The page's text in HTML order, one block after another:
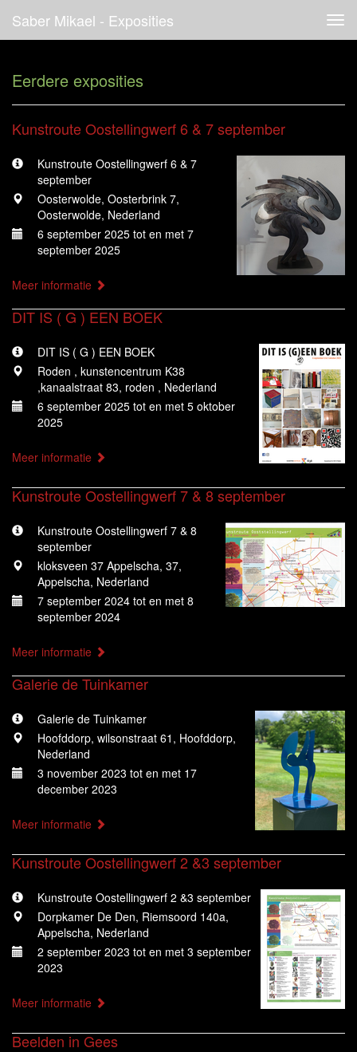
Saber Mikael - Exposities
Eerdere exposities
Kunstroute Oostellingwerf 6 & 7 september
Kunstroute Oostellingwerf 6 & 7
september
Oosterwolde, Oosterbrink 7,
Oosterwolde, Nederland
6 september 2025 tot en met 7
september 2025
Meer informatie
DIT IS ( G ) EEN BOEK
DIT IS ( G ) EEN BOEK
Roden , kunstencentrum K38
,kanaalstraat 83, roden , Nederland
6 september 2025 tot en met 5 oktober
2025
Meer informatie
Kunstroute Oostellingwerf 7 & 8 september
Kunstroute Oostellingwerf 7 & 8
september
kloksveen 37 Appelscha, 37,
Appelscha, Nederland
7 september 2024 tot en met 8
september 2024
Meer informatie
Galerie de Tuinkamer
Galerie de Tuinkamer
Hoofddorp, wilsonstraat 61, Hoofddorp,
Nederland
3 november 2023 tot en met 17
december 2023
Meer informatie
Kunstroute Oostellingwerf 2 &3 september
Kunstroute Oostellingwerf 2 &3 september
Dorpkamer De Den, Riemsoord 140a,
Appelscha, Nederland
2 september 2023 tot en met 3 september
2023
Meer informatie
Beelden in Gees